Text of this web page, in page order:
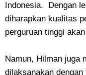
Indonesia. Dengan
diharapkan kualitas
perguruan tinggi
Namun, Hilman juga
dilaksanakan